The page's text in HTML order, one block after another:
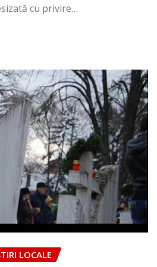
cu privire…
LOCALE